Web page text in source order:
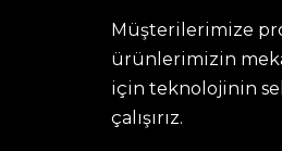
Müşterilerimize
ürünlerimizin
için teknolojinin
çalışırız.